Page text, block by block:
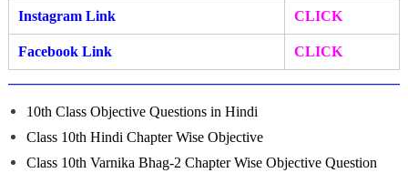
Instagram Link CLICK
Facebook Link CLICK
10th Class Objective Questions in Hindi
Class 10th Hindi Chapter Wise Objective
Class 10th Varnika Bhag-2 Chapter Wise Objective Question